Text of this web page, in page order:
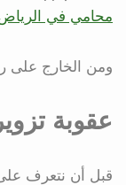
محامي في
ومن الخارج على
عقوبة
قبل أن نتعرف على